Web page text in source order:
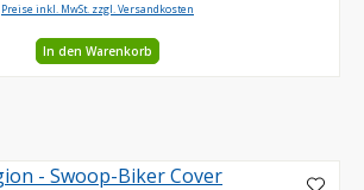
Preise inkl. MwSt. zzgl. Versandkosten
In den Warenkorb